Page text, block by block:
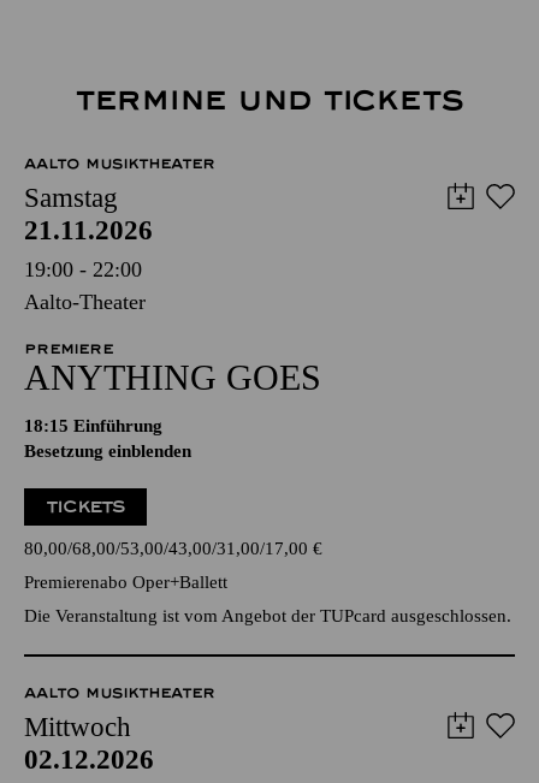
TERMINE UND TICKETS
AALTO MUSIKTHEATER
Samstag
21.11.2026
19:00 - 22:00
Aalto-Theater
PREMIERE
ANYTHING GOES
18:15 Einführung
Besetzung einblenden
TICKETS
80,00 68,00 53,00 43,00 31,00 17,00 €
Premierenabo Oper+Ballett
Die Veranstaltung ist vom Angebot der TUPcard ausgeschlossen.
AALTO MUSIKTHEATER
Mittwoch
02.12.2026